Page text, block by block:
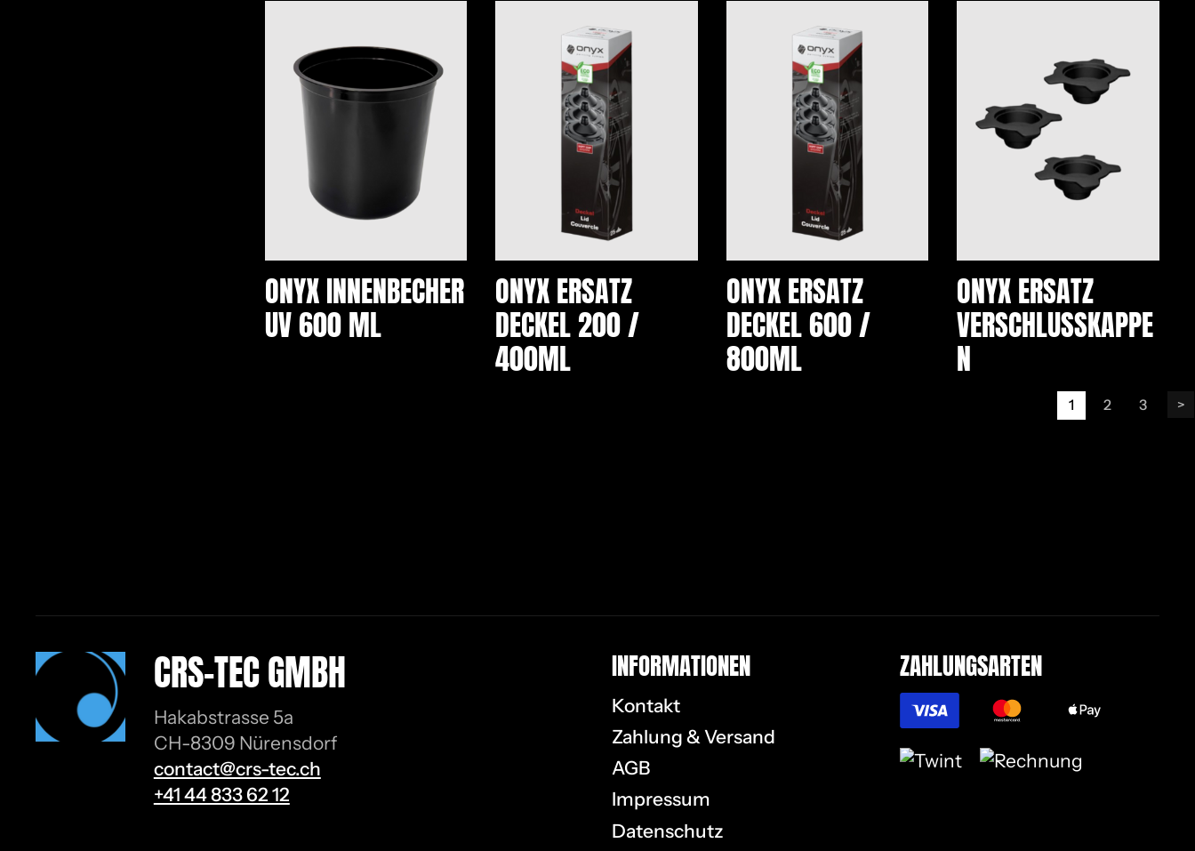
ONYX INNENBECHER
UV 600 ML
ONYX ERSATZ
DECKEL 200 /
400ML
ONYX ERSATZ
DECKEL 600 /
800ML
ONYX ERSATZ
VERSCHLUSSKAPPE
N
1 2 3 >
CRS-TEC GMBH
Hakabstrasse 5a
CH-8309 Nürensdorf
contact@crs-tec.ch
+41 44 833 62 12
IN­FOR­MA­TIO­NEN
Kontakt
Zahlung & Versand
AGB
Impressum
Datenschutz
ZAH­LUNGS­AR­TEN